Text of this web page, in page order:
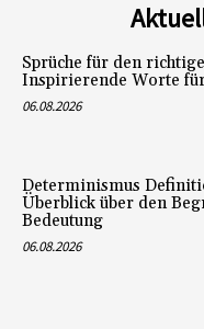
Sprüche für den
Inspirierende Worte
06.08.2026
Determinismus
Überblick über den
Bedeutung
06.08.2026